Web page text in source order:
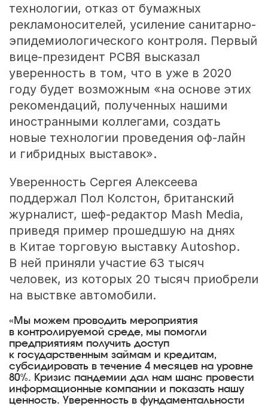
технологии, отказ от бумажных
рекламоносителей, усиление санитарно-
эпидемиологического контроля. Первый
вице-президент РСВЯ высказал
уверенность в том, что в уже в 2020
году будет возможным «на основе этих
рекомендаций, полученных нашими
иностранными коллегами, создать
новые технологии проведения оф-лайн
и гибридных выставок».
Уверенность Сергея Алексеева
поддержал Пол Колстон, британский
журналист, шеф-редактор Mash Media,
приведя пример прошедшую на днях
в Китае торговую выставку Autoshop.
В ней приняли участие 63 тысяч
человек, из которых 20 тысяч приобрели
на выствке автомобили.
«Мы можем проводить мероприятия
в контролируемой среде, мы помогли
предприятиям получить доступ
к государственным займам и кредитам,
субсидировать в течение 4 месяцев на уровне
80%. Кризис пандемии дал нам шанс провести
информационные компании и показать нашу
ценность. Уверенность в фундаментальности